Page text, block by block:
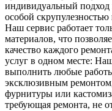
индивидуальный подход
особой
Наш сервис работает
материалов, что
качество каждого
услуг в одном месте:
выполнить любые
эксклюзивным
фурнитуры или
требующая ремонта, не